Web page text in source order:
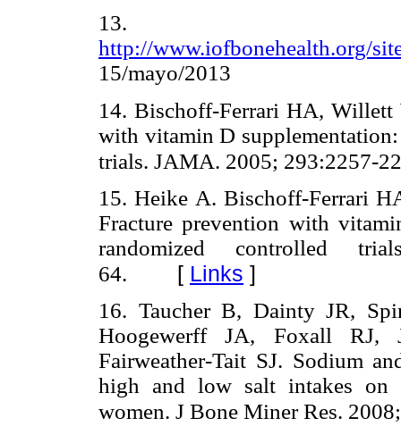
13.
http://www.iofbonehealth.org/
15/mayo/2013
14. Bischoff-Ferrari HA, Willett
with vitamin D
trials. JAMA. 2005; 293:2257-
15. Heike A. Bischoff-Ferrari
Fracture prevention with
randomized controlled
64. [ Links ]
16. Taucher B, Dainty JR,
Hoogewerff JA, Foxall RJ,
Fairweather-Tait SJ. Sodium
high and low salt intakes on
women. J Bone Miner Res.